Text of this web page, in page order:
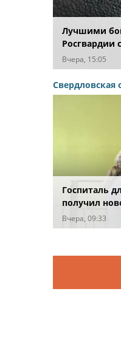
Лучшими
Росгвардии
соединения
объектов
Вчера, 15:05
Свердловская
Госпиталь
получил
Вчера, 09:33